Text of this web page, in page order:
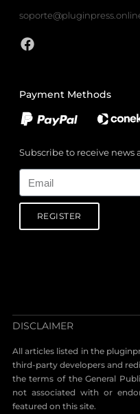
Payment Methods
Subscribe to receive news
REGISTER
DISCLAIMER
All articles listed in the
third-party developers and
the terms of the General
not associated with or
featured on this site.